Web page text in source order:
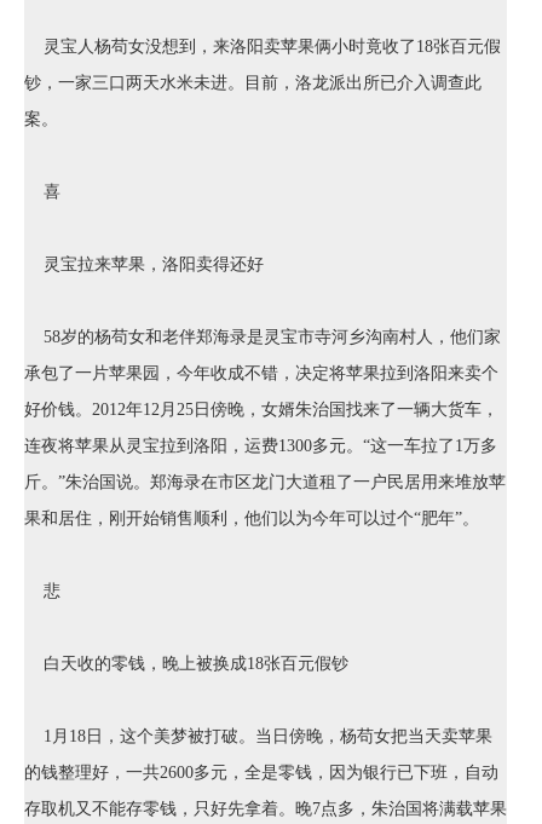
灵宝人杨苟女没想到，来洛阳卖苹果俩小时竟收了18张百元假
钞，一家三口两天水米未进。目前，洛龙派出所已介入调查此
案。
喜
灵宝拉来苹果，洛阳卖得还好
58岁的杨苟女和老伴郑海录是灵宝市寺河乡沟南村人，他们家
承包了一片苹果园，今年收成不错，决定将苹果拉到洛阳来卖个
好价钱。2012年12月25日傍晚，女婿朱治国找来了一辆大货车，
连夜将苹果从灵宝拉到洛阳，运费1300多元。“这一车拉了1万多
斤。”朱治国说。郑海录在市区龙门大道租了一户民居用来堆放苹
果和居住，刚开始销售顺利，他们以为今年可以过个“肥年”。
悲
白天收的零钱，晚上被换成18张百元假钞
1月18日，这个美梦被打破。当日傍晚，杨苟女把当天卖苹果
的钱整理好，一共2600多元，全是零钱，因为银行已下班，自动
存取机又不能存零钱，只好先拿着。晚7点多，朱治国将满载苹果